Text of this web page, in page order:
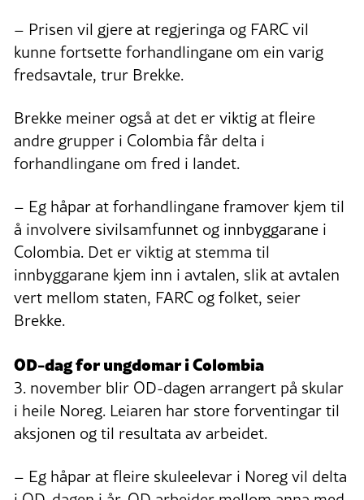
– Prisen vil gjere at regjeringa og FARC vil
kunne fortsette forhandlingane om ein varig
fredsavtale, trur Brekke.
Brekke meiner også at det er viktig at fleire
andre grupper i Colombia får delta i
forhandlingane om fred i landet.
– Eg håpar at forhandlingane framover kjem til
å involvere sivilsamfunnet og innbyggarane i
Colombia. Det er viktig at stemma til
innbyggarane kjem inn i avtalen, slik at avtalen
vert mellom staten, FARC og folket, seier
Brekke.
OD-dag for ungdomar i Colombia
3. november blir OD-dagen arrangert på skular
i heile Noreg. Leiaren har store forventingar til
aksjonen og til resultata av arbeidet.
– Eg håpar at fleire skuleelevar i Noreg vil delta